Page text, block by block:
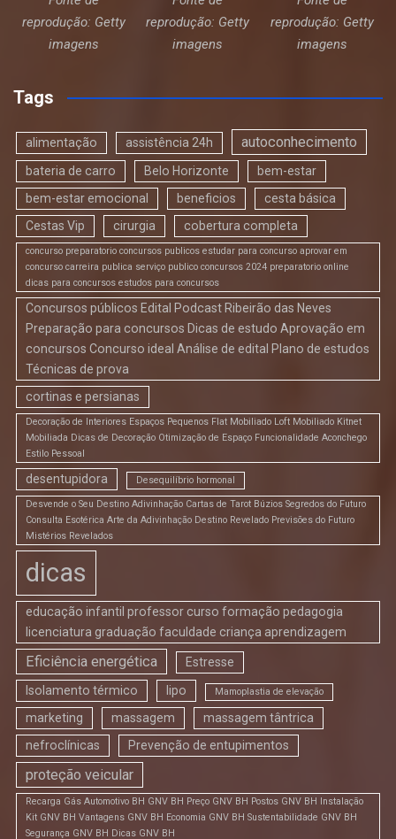
reprodução: Getty
imagens
reprodução: Getty
imagens
reprodução: Getty
imagens
Tags
alimentação assistência 24h autoconhecimento
bateria de carro Belo Horizonte
bem-estar
bem-estar emocional
beneficios
cesta básica
Cestas Vip
cirurgia cobertura completa
concurso preparatorio concursos publicos estudar para concurso aprovar em
concurso carreira publica serviço publico concursos 2024 preparatorio online
dicas para concursos estudos para concursos
Concursos públicos Edital Podcast Ribeirão das Neves
Preparação para concursos Dicas de estudo Aprovação em
concursos Concurso ideal Análise de edital Plano de estudos
Técnicas de prova
cortinas e persianas
Decoração de Interiores Espaços Pequenos Flat Mobiliado Loft Mobiliado Kitnet
Mobiliada Dicas de Decoração Otimização de Espaço Funcionalidade Aconchego
Estilo Pessoal
desentupidora Desequilíbrio hormonal
Desvende o Seu Destino Adivinhação Cartas de Tarot Búzios Segredos do Futuro
Consulta Esotérica Arte da Adivinhação Destino Revelado Previsões do Futuro
Mistérios Revelados
dicas
educação infantil professor curso formação pedagogia
licenciatura graduação faculdade criança aprendizagem
Eficiência energética
Estresse
Isolamento térmico
lipo Mamoplastia de elevação
marketing massagem
massagem tântrica
nefroclínicas
Prevenção de entupimentos
proteção veicular
Recarga Gás Automotivo BH GNV BH Preço GNV BH Postos GNV BH Instalação
Kit GNV BH Vantagens GNV BH Economia GNV BH Sustentabilidade GNV BH
Segurança GNV BH Dicas GNV BH